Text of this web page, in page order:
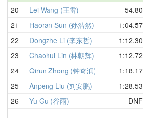
20 Lei Wang (王雷) 54.80
21 Haoran Sun (孙浩然) 1:04.57
22 Dongzhe Li (李东哲) 1:12.30
23 Chaohui Lin (林朝辉) 1:12.72
24 Qirun Zhong (钟奇润) 1:18.17
25 Anpeng Liu (刘安鹏) 1:28.53
26 Yu Gu (谷雨) DNF